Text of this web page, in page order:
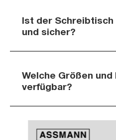
Ist der Schreibtisch
und sicher?
Welche Größen und
verfügbar?